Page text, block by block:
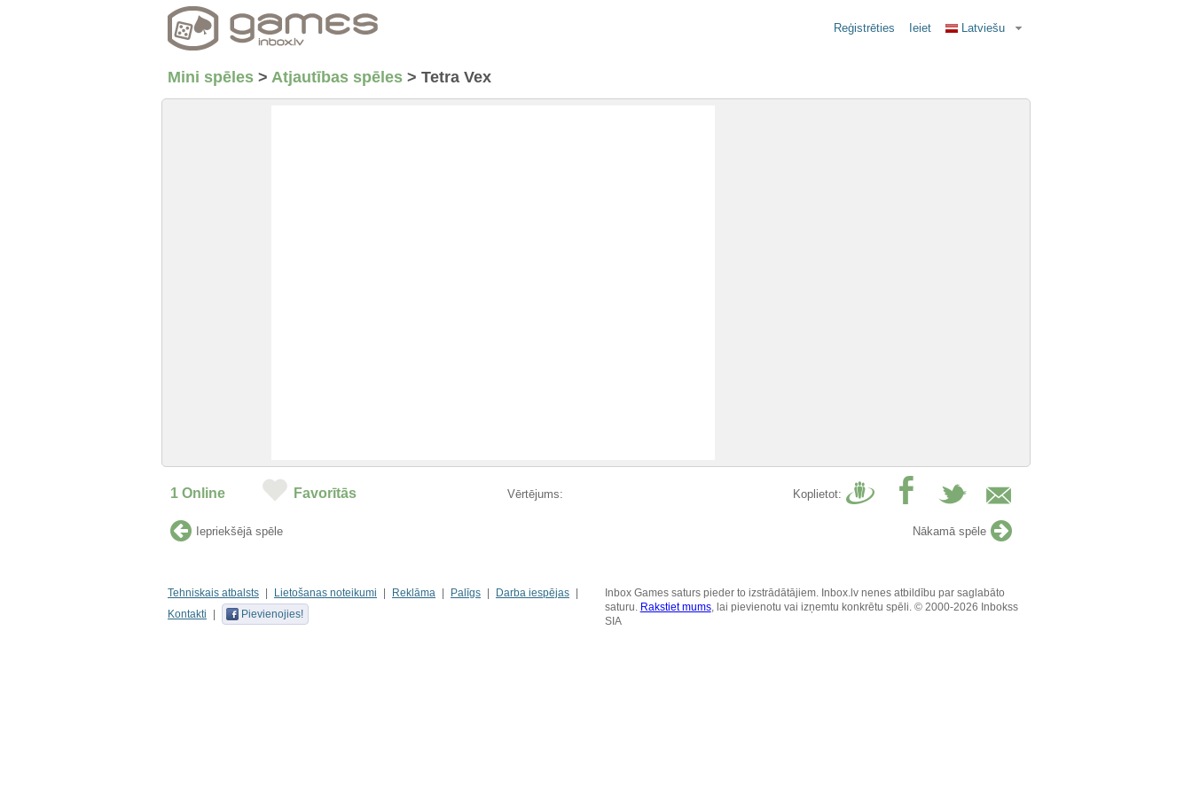
Reģistrēties Ieiet Latviešu
Mini spēles > Atjautības spēles > Tetra Vex
1 Online Favorītās Vērtējums: Koplietot:
Iepriekšējā spēle Nākamā spēle
Tehniskais atbalsts Lietošanas noteikumi Reklāma Palīgs
Darba iespējas
Kontakti
Pievienojies!
Inbox Games saturs pieder to izstrādātājiem. Inbox.lv nenes atbildību par saglabāto
saturu. Rakstiet mums, lai pievienotu vai izņemtu konkrētu spēli. © 2000-2026 Inbokss
SIA